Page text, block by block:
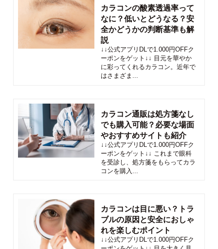
カラコンの酸素透過率って
なに？低いとどうなる？安
全かどうかの判断基準も解
説
↓↓公式アプリDLで1.000円OFFク
ーポンをゲット↓↓ 目元を華やか
に彩ってくれるカラコン。近年で
はさまざま...
カラコン通販は処方箋なし
でも購入可能？必要な場面
やおすすめサイトも紹介
↓↓公式アプリDLで1.000円OFFク
ーポンをゲット↓↓ これまで眼科
を受診し、処方箋をもらってカラ
コンを購入...
カラコンは目に悪い？トラ
ブルの原因と安全におしゃ
れを楽しむポイント
↓↓公式アプリDLで1.000円OFFク